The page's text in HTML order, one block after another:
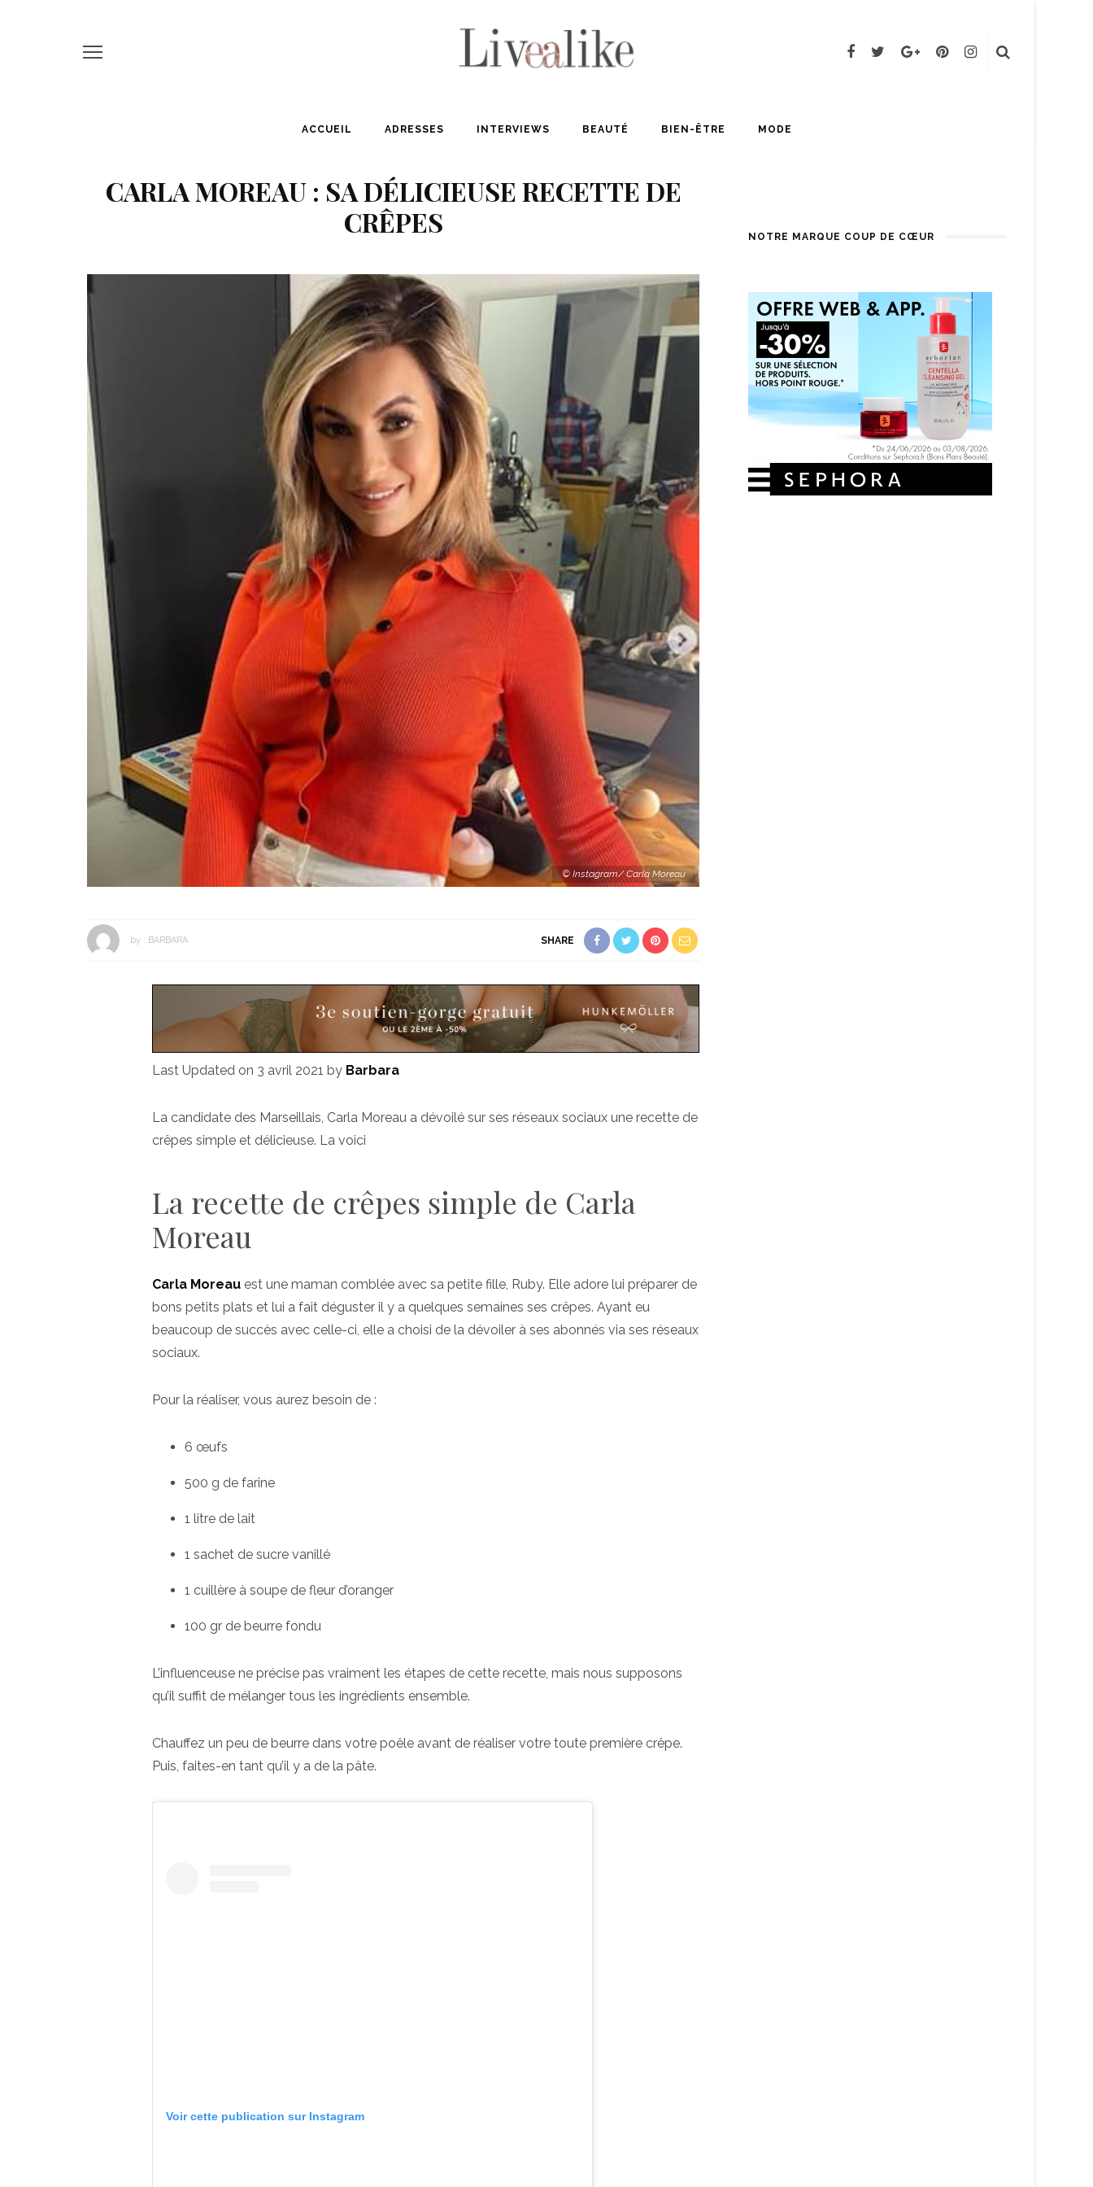
ACCUEIL ADRESSES INTERVIEWS BEAUTÉ BIEN-ÊTRE MODE
CARLA MOREAU : SA DÉLICIEUSE RECETTE DE
CRÊPES
© Instagram/ Carla Moreau
by : BARBARA SHARE
Last Updated on 3 avril 2021 by Barbara
La candidate des Marseillais, Carla Moreau a dévoilé sur ses réseaux sociaux une recette de
crêpes simple et délicieuse. La voici
La recette de crêpes simple de Carla
Moreau
Carla Moreau est une maman comblée avec sa petite fille, Ruby. Elle adore lui préparer de
bons petits plats et lui a fait déguster il y a quelques semaines ses crêpes. Ayant eu
beaucoup de succès avec celle-ci, elle a choisi de la dévoiler à ses abonnés via ses réseaux
sociaux.
Pour la réaliser, vous aurez besoin de :
6 œufs
500 g de farine
1 litre de lait
1 sachet de sucre vanillé
1 cuillère à soupe de fleur d’oranger
100 gr de beurre fondu
L’influenceuse ne précise pas vraiment les étapes de cette recette, mais nous supposons
qu’il suffit de mélanger tous les ingrédients ensemble.
Chauffez un peu de beurre dans votre poêle avant de réaliser votre toute première crêpe.
Puis, faites-en tant qu’il y a de la pâte.
Voir cette publication sur Instagram
NOTRE MARQUE COUP DE CŒUR